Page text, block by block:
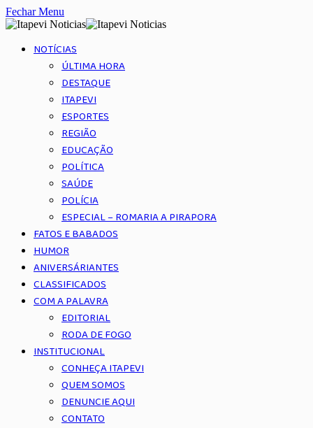
Fechar Menu
NOTÍCIAS
ÚLTIMA HORA
DESTAQUE
ITAPEVI
ESPORTES
REGIÃO
EDUCAÇÃO
POLÍTICA
SAÚDE
POLÍCIA
ESPECIAL – ROMARIA A PIRAPORA
FATOS E BABADOS
HUMOR
ANIVERSÁRIANTES
CLASSIFICADOS
COM A PALAVRA
EDITORIAL
RODA DE FOGO
INSTITUCIONAL
CONHEÇA ITAPEVI
QUEM SOMOS
DENUNCIE AQUI
CONTATO